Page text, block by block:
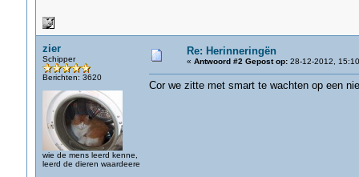
zier
Schipper
Berichten: 3620
wie de mens leerd kenne,
leerd de dieren waardeere
Re: Herinneringën
« Antwoord #2 Gepost op:28-12-2012,
Cor we zitte met smart te wachten op een